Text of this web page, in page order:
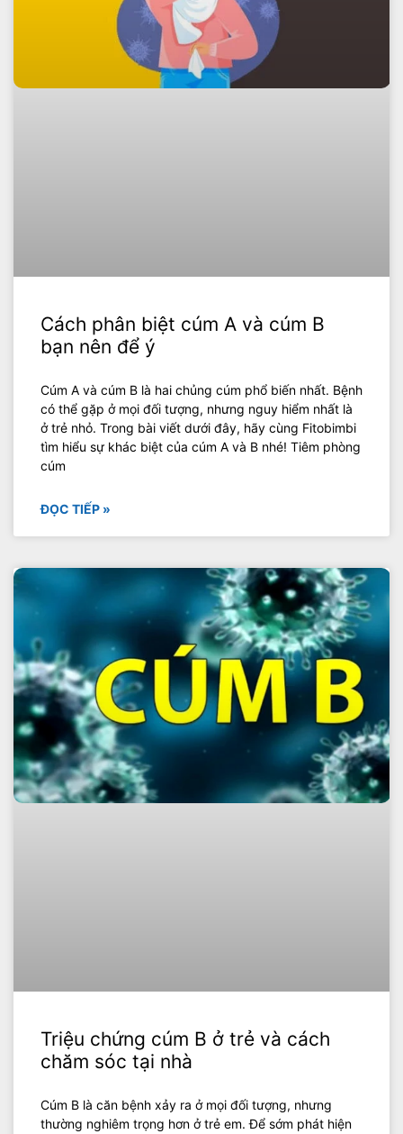
Cách phân biệt cúm A và cúm B
bạn nên để ý
Cúm A và cúm B là hai chủng cúm phổ biến nhất. Bệnh
có thể gặp ở mọi đối tượng, nhưng nguy hiểm nhất là
ở trẻ nhỏ. Trong bài viết dưới đây, hãy cùng Fitobimbi
tìm hiểu sự khác biệt của cúm A và B nhé! Tiêm phòng
cúm
ĐỌC TIẾP »
Triệu chứng cúm B ở trẻ và cách
chăm sóc tại nhà
Cúm B là căn bệnh xảy ra ở mọi đối tượng, nhưng
thường nghiêm trọng hơn ở trẻ em. Để sớm phát hiện